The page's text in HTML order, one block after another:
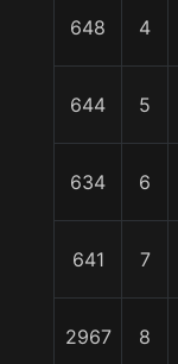
648 4
644 5
634 6
641 7
2967 8